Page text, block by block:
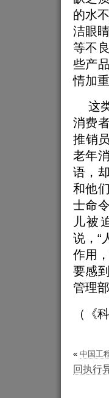
的水
洁眼
等不
些产
情加
这类
消费
推销
老年
语，
和他
士命
儿被
说，“
作用
要感
管理
（《
« 中国工
回执行